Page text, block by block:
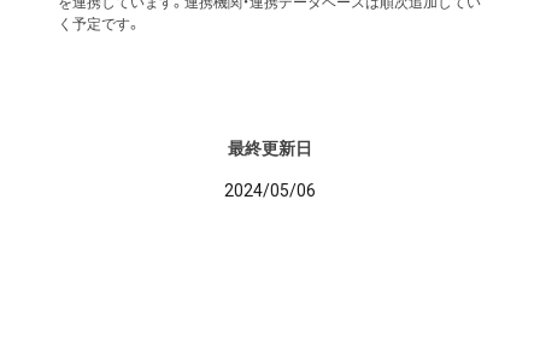
く予定です。
最終更新日
2024/05/06